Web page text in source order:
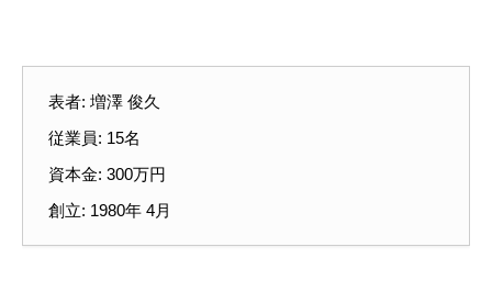
表者: 増澤 俊久
従業員: 15名
資本金: 300万円
創立: 1980年 4月